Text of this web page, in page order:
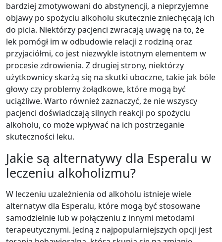
bardziej zmotywowani do abstynencji, a nieprzyjemne
objawy po spożyciu alkoholu skutecznie zniechęcają ich
do picia. Niektórzy pacjenci zwracają uwagę na to, że
lek pomógł im w odbudowie relacji z rodziną oraz
przyjaciółmi, co jest niezwykle istotnym elementem w
procesie zdrowienia. Z drugiej strony, niektórzy
użytkownicy skarżą się na skutki uboczne, takie jak bóle
głowy czy problemy żołądkowe, które mogą być
uciążliwe. Warto również zaznaczyć, że nie wszyscy
pacjenci doświadczają silnych reakcji po spożyciu
alkoholu, co może wpływać na ich postrzeganie
skuteczności leku.
Jakie są alternatywy dla Esperalu w
leczeniu alkoholizmu?
W leczeniu uzależnienia od alkoholu istnieje wiele
alternatyw dla Esperalu, które mogą być stosowane
samodzielnie lub w połączeniu z innymi metodami
terapeutycznymi. Jedną z najpopularniejszych opcji jest